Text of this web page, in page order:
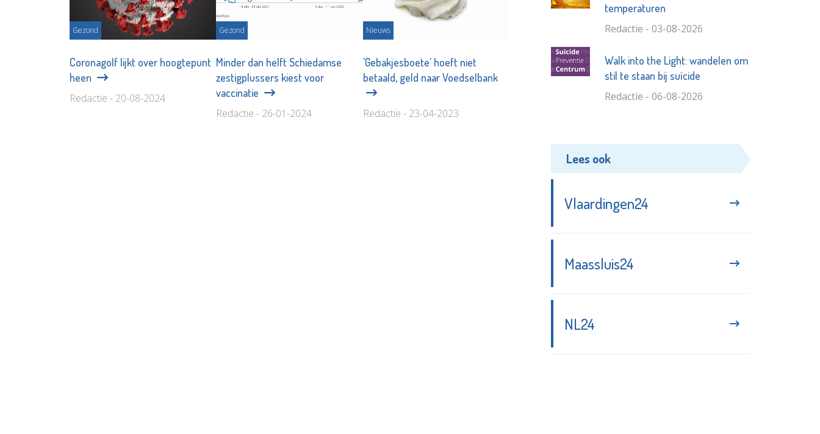
Gezond
Coronagolf lijkt over hoogtepunt
heen
Redactie - 20-08-2024
Gezond
Minder dan helft Schiedamse
zestigplussers kiest voor
vaccinatie
Redactie - 26-01-2024
Nieuws
'Gebakjesboete' hoeft niet
betaald, geld naar Voedselbank
Redactie - 23-04-2023
temperaturen
Redactie - 03-08-2026
Walk into the Light: wandelen om
stil te staan bij suïcide
Redactie - 06-08-2026
Lees ook
Vlaardingen24
Maassluis24
NL24